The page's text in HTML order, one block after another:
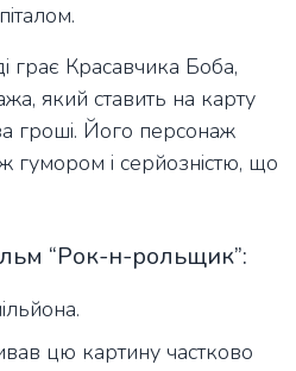
грає Красавчика Боба,
який ставить на карту
гроші. Його персонаж
гумором і серйозністю, що
“Рок-н-рольщик”:
цю картину частково